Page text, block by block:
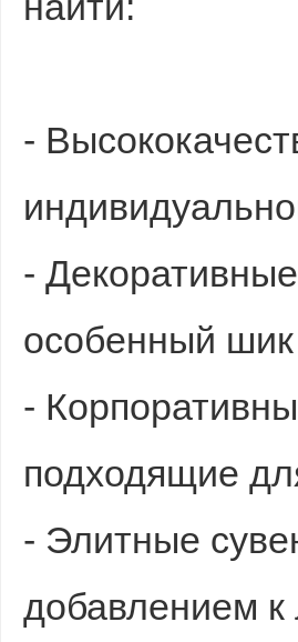
-
-
особенный
-
подходящие
- Элитные
добавлением к